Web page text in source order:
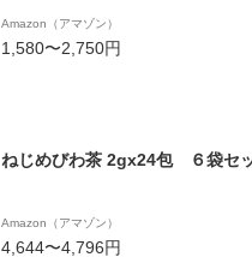
Amazon（アマゾン）
1,580〜2,750円
ねじめびわ茶 2gx24包 ６袋セ
Amazon（アマゾン）
4,644〜4,796円